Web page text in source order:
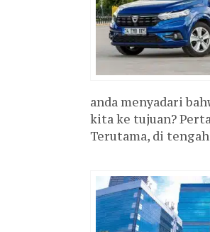
anda menyadari
kita ke tujuan?
Terutama, di